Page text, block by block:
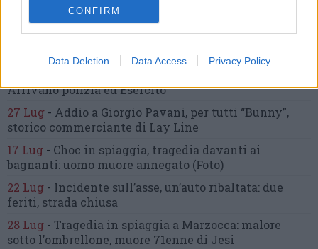
CONFIRM
Data Deletion Data Access Privacy Policy
Frontale tra due auto,
21 Lug-Bomba d’acqua e grandine:strade come fiumi,
Il bilancio complessivo
Arrivano polizia ed Esercito
27 Lug - Addio a Giorgio Pavani, per tutti “Bunny”,
storico commerciante di Lay Line
17 Lug - Choc in spiaggia, tragedia davanti ai
bagnanti:uomo muore annegato (Foto)
22 Lug - Incidente sull’asse, un’auto ribaltata: due
feriti, strada chiusa
28 Lug - Tragedia in spiaggia a Marzocca: malore
sotto l’ombrellone, muore 71enne di Jesi